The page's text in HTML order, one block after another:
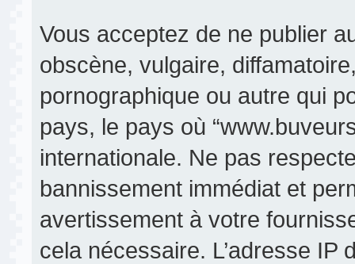
Vous acceptez de ne publier
obscène, vulgaire,
pornographique ou autre qui
pays, le pays où
internationale. Ne pas
bannissement immédiat et
avertissement à votre
cela nécessaire. L’adresse